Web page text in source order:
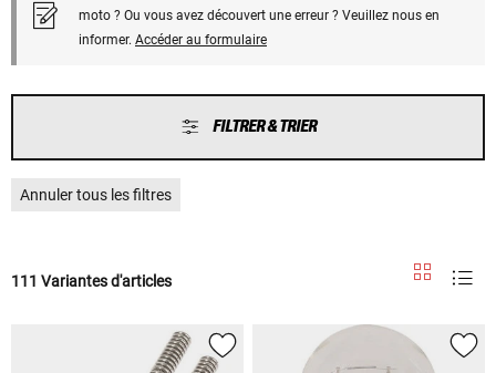
moto ? Ou vous avez découvert une erreur ? Veuillez nous en
informer. Accéder au formulaire
FILTRER & TRIER
Annuler tous les filtres
111 Variantes d'articles